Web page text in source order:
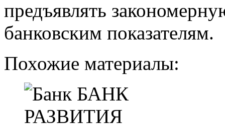
предъявлять
банковским показателям.
Похожие материалы: